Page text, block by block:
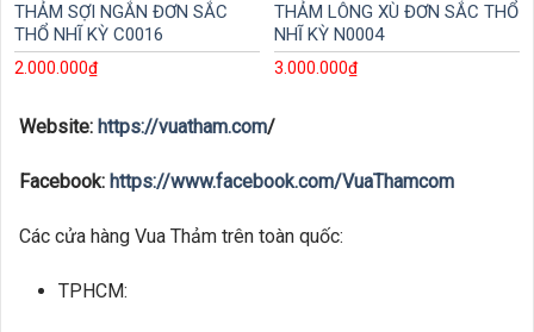
THẢM SỢI NGẮN ĐƠN SẮC
THỔ NHĨ KỲ C0016
2.000.000₫
THẢM LÔNG XÙ ĐƠN SẮC THỔ
NHĨ KỲ N0004
3.000.000₫
Website: https://vuatham.com/
Facebook: https://www.facebook.com/VuaThamcom
Các cửa hàng Vua Thảm trên toàn quốc:
TPHCM: